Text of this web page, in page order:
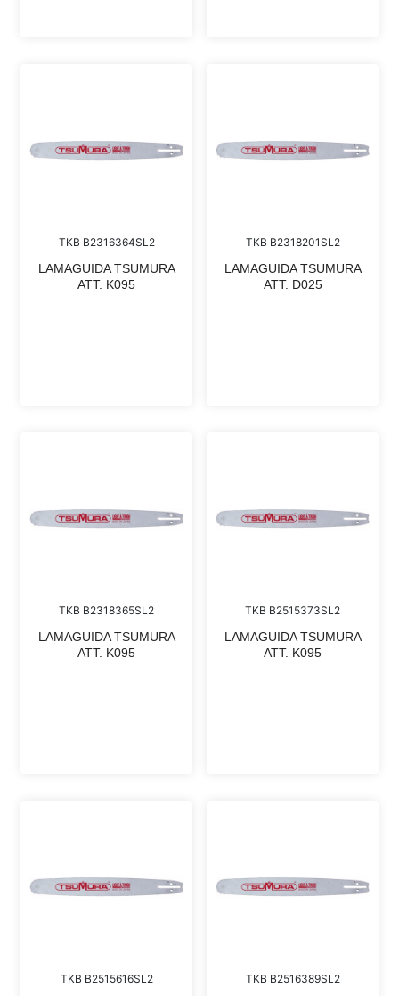
TKB B2316364SL2
LAMAGUIDA TSUMURA
ATT. K095
TKB B2318201SL2
LAMAGUIDA TSUMURA
ATT. D025
TKB B2318365SL2
LAMAGUIDA TSUMURA
ATT. K095
TKB B2515373SL2
LAMAGUIDA TSUMURA
ATT. K095
TKB B2515616SL2 TKB B2516389SL2